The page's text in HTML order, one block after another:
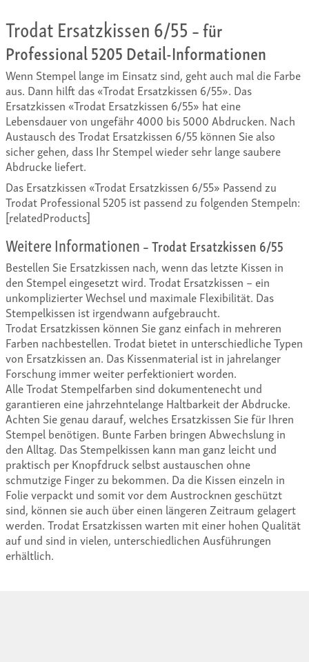
Trodat Ersatzkissen 6/55– für
Professional 5205 Detail-Informationen
Wenn Stempel lange im Einsatz sind, geht auch mal die Farbe
aus. Dann hilft das «Trodat Ersatzkissen 6/55». Das
Ersatzkissen «Trodat Ersatzkissen 6/55» hat eine
Lebensdauer von ungefähr 4000 bis 5000 Abdrucken. Nach
Austausch des Trodat Ersatzkissen 6/55 können Sie also
sicher gehen, dass Ihr Stempel wieder sehr lange saubere
Abdrucke liefert.
Das Ersatzkissen «Trodat Ersatzkissen 6/55» Passend zu
Trodat Professional 5205 ist passend zu folgenden Stempeln:
[relatedProducts]
Weitere Informationen– Trodat Ersatzkissen 6/55
Bestellen Sie Ersatzkissen nach, wenn das letzte Kissen in
den Stempel eingesetzt wird. Trodat Ersatzkissen – ein
unkomplizierter Wechsel und maximale Flexibilität. Das
Stempelkissen ist irgendwann aufgebraucht.
Trodat Ersatzkissen können Sie ganz einfach in mehreren
Farben nachbestellen. Trodat bietet in unterschiedliche Typen
von Ersatzkissen an. Das Kissenmaterial ist in jahrelanger
Forschung immer weiter perfektioniert worden.
Alle Trodat Stempelfarben sind dokumentenecht und
garantieren eine jahrzehntelange Haltbarkeit der Abdrucke.
Achten Sie genau darauf, welches Ersatzkissen Sie für Ihren
Stempel benötigen. Bunte Farben bringen Abwechslung in
den Alltag. Das Stempelkissen kann man ganz leicht und
praktisch per Knopfdruck selbst austauschen ohne
schmutzige Finger zu bekommen. Da die Kissen einzeln in
Folie verpackt und somit vor dem Austrocknen geschützt
sind, können sie auch über einen längeren Zeitraum gelagert
werden. Trodat Ersatzkissen warten mit einer hohen Qualität
auf und sind in vielen, unterschiedlichen Ausführungen
erhältlich.